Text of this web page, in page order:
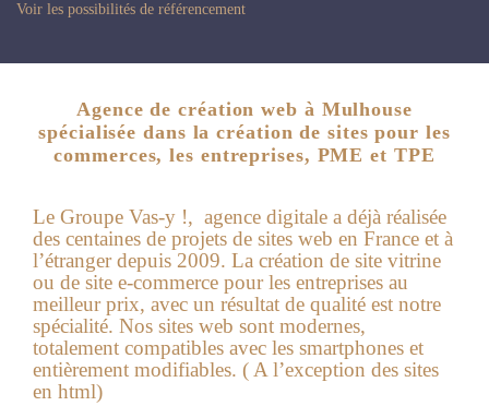
Voir les possibilités de référencement
Agence de création web à Mulhouse
spécialisée dans la création de sites pour les
commerces, les entreprises, PME et TPE
Le Groupe Vas-y !, agence digitale a déjà réalisée
des centaines de projets de sites web en France et à
l’étranger depuis 2009. La création de site vitrine
ou de site e-commerce pour les entreprises au
meilleur prix, avec un résultat de qualité est notre
spécialité. Nos sites web sont modernes,
totalement compatibles avec les smartphones et
entièrement modifiables. ( A l’exception des sites
en html)